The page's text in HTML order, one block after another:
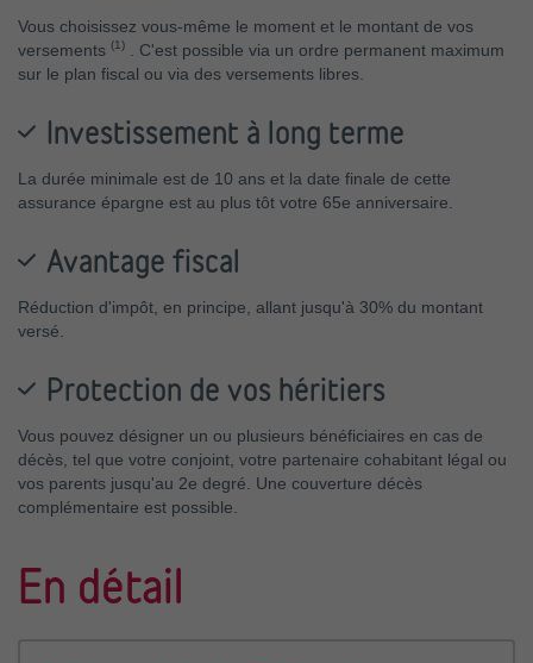
Vous choisissez vous-même le moment et le montant de vos
versements (1)
. C'est possible via un ordre permanent maximum
sur le plan fiscal ou via des versements libres.
Investissement à long terme
La durée minimale est de 10 ans et la date finale de cette
assurance épargne est au plus tôt votre 65e anniversaire.
Avantage fiscal
Réduction d'impôt, en principe, allant jusqu'à 30% du montant
versé.
Protection de vos héritiers
Vous pouvez désigner un ou plusieurs bénéficiaires en cas de
décès, tel que votre conjoint, votre partenaire cohabitant légal ou
vos parents jusqu'au 2e degré. Une couverture décès
complémentaire est possible.
En détail